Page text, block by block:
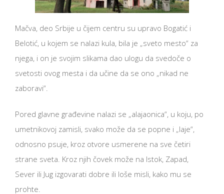
Mačva, deo Srbije u čijem centru su upravo Bogatić i
Belotić, u kojem se nalazi kula, bila je „sveto mesto“ za
njega, i on je svojim slikama dao ulogu da svedoče o
svetosti ovog mesta i da učine da se ono „nikad ne
zaboravi“.
Pored glavne građevine nalazi se „alajaonica“, u koju, po
umetnikovoj zamisli, svako može da se popne i „laje“,
odnosno psuje, kroz otvore usmerene na sve četiri
strane sveta. Kroz njih čovek može na Istok, Zapad,
Sever ili Jug izgovarati dobre ili loše misli, kako mu se
prohte.